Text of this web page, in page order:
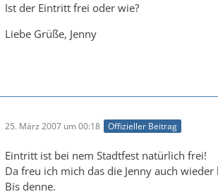
Ist der Eintritt frei oder wie?
Liebe Grüße, Jenny
25. März 2007 um 00:18 Offizieller Beitrag
Eintritt ist bei nem Stadtfest natürlich frei!
Da freu ich mich das die Jenny auch wieder
Bis denne.